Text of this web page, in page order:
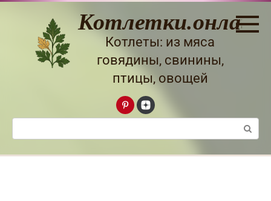
Перейти
Котлетки.онлайн
Котлеты: из мяса
говядины, свинины,
птицы, овощей
Поиск: